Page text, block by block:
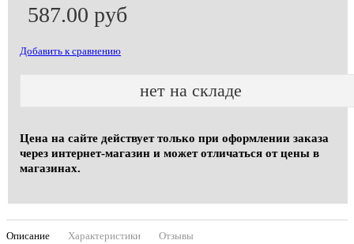
587.00 руб
Добавить к сравнению
нет на складе
Цена на сайте действует только при оформлении заказа
через интернет-магазин и может отличаться от цены в
магазинах.
Описание Характеристики Отзывы